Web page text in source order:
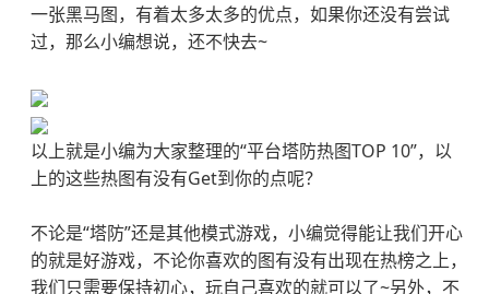
一张黑马图，有着太多太多的优点，如果你还没有尝试
过，那么小编想说，还不快去~
以上就是小编为大家整理的“平台塔防热图TOP 10”，以
上的这些热图有没有Get到你的点呢？
不论是“塔防”还是其他模式游戏，小编觉得能让我们开心
的就是好游戏，不论你喜欢的图有没有出现在热榜之上，
我们只需要保持初心，玩自己喜欢的就可以了~另外，不